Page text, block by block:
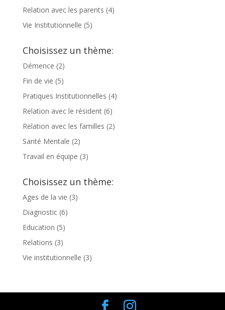
Relation avec les parents (4)
Vie Institutionnelle (5)
Choisissez un thème:
Démence (2)
Fin de vie (5)
Pratiques Institutionnelles (4)
Relation avec le résident(6)
Relation avec les familles (2)
Santé Mentale (2)
Travail en équipe (3)
Choisissez un thème:
Ages de la vie (3)
Diagnostic(6)
Education (5)
Relations (3)
Vie institutionnelle (3)